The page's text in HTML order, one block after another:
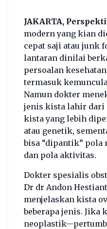
JAKARTA,
modern yang kian
cepat saji atau junk
lantaran dinilai
persoalan
termasuk
Namun dokter
jenis kista lahir dari
kista yang lebih
atau genetik,
bisa “dipantik” pola
dan pola aktivitas.
Dokter spesialis
Dr dr Andon
menjelaskan kista
beberapa jenis. Jika